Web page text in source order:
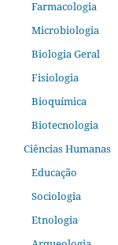
Farmacologia
Microbiologia
Biologia Geral
Fisiologia
Bioquímica
Biotecnologia
Ciências Humanas
Educação
Sociologia
Etnologia